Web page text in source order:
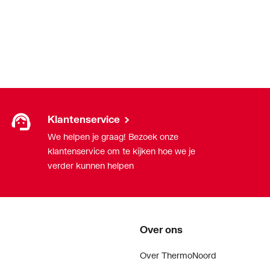
Klantenservice
We helpen je graag! Bezoek onze
klantenservice om te kijken hoe we je
verder kunnen helpen
Over ons
Over ThermoNoord